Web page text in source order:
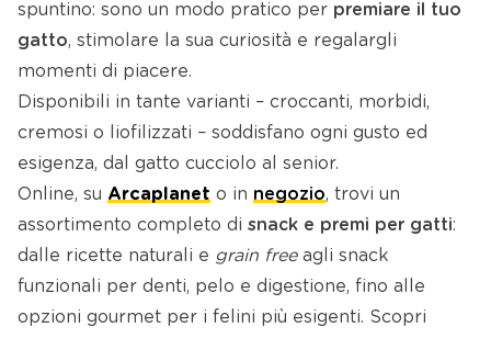
spuntino: sono un modo pratico per premiare il tuo
gatto, stimolare la sua curiosità e regalargli
momenti di piacere.
Disponibili in tante varianti – croccanti, morbidi,
cremosi o liofilizzati – soddisfano ogni gusto ed
esigenza, dal gatto cucciolo al senior.
Online, su Arcaplanet o in negozio, trovi un
assortimento completo di snack e premi per gatti:
dalle ricette naturali e grain freeagli snack
funzionali per denti, pelo e digestione, fino alle
opzioni gourmet per i felini più esigenti. Scopri